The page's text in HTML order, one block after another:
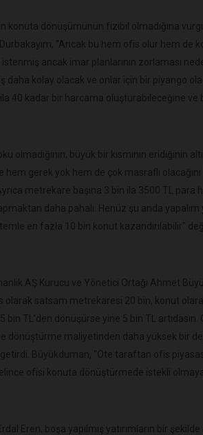
konuta dönüşümünün fizibil olmadığına
Durbakayım, "Ancak bu hem ofis olur hem de
ancak imar planlarının zorlaması
daha kolay olacak ve onlar için bir piyango
40 kadar bir harcama oluşturabileceğine ve
olmadığının, büyük bir kısmının eridiğinin
gerek yok hem de çok masraflı olacağını
metrekare başına 3 bin ila 3500 TL para
daha pahalı. Henüz şu anda yapalım
en fazla 10 bin konut kazandırılabilir"
AŞ Kurucu ve Yönetici Ortağı Ahmet
olarak satsam metrekaresi 20 bin, konut
TL’den dönüşürse yine 5 bin TL artıdasın.
ve dönüştürme maliyetinden daha yüksek bir
Büyükduman, "Öte taraftan ofis
ofisi konuta dönüştürmede istekli
Eren, boşa yapılmış yatırımların bir